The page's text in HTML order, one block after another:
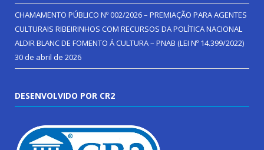
CHAMAMENTO PÚBLICO Nº 002/2026 – PREMIAÇÃO PARA AGENTES
CULTURAIS RIBEIRINHOS COM RECURSOS DA POLÍTICA NACIONAL
ALDIR BLANC DE FOMENTO Á CULTURA – PNAB (LEI Nº 14.399/2022)
30 de abril de 2026
DESENVOLVIDO POR CR2